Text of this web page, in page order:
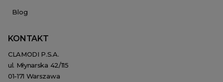
Blog
KONTAKT
CLAMODI P.S.A.
ul. Młynarska 42/115
01-171 Warszawa